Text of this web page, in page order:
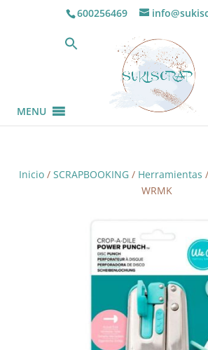
600256469
MENU
Inicio / SCRAPBOOKING / Herramientas
WRMK